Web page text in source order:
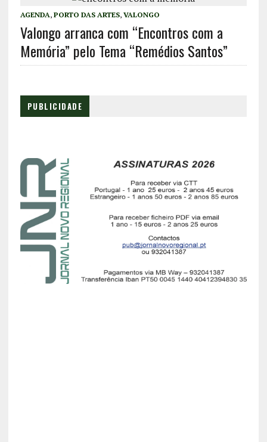
AGENDA, PORTO DAS ARTES, VALONGO
Valongo arranca com “Encontros com a
Memória” pelo Tema “Remédios Santos”
PUBLICIDADE